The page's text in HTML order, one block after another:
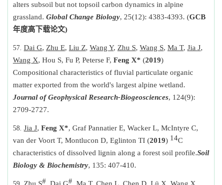
alters subsoil but not topsoil carbon dynamics in alpine
grassland. Global Change Biology, 25(12): 4383-4393. (GCB
年度高下载论文)
Dai G, Zhu E, Liu Z, Wang Y, Zhu S, Wang S, Ma T, Jia J,
Wang X, Hou S, Fu P, Peterse F, Feng X* (2019)
Compositional characteristics of fluvial particulate organic
matter exported from the world's largest alpine wetland.
Journal of Geophysical Research-Biogeosciences, 124(9):
2709-2727.
Jia J, Feng X*, Graf Pannatier E, Wacker L, McIntyre C,
van der Voort T, Montlucon D, Eglinton TI (2019) 14C
characteristics of dissolved lignin along a forest soil profile.Soil
Biology & Biochemistry, 135: 407-410.
# #